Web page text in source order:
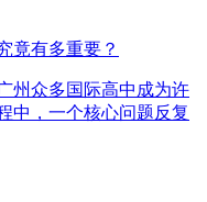
竟有多重要？
州众多国际高中成为许
中，一个核心问题反复